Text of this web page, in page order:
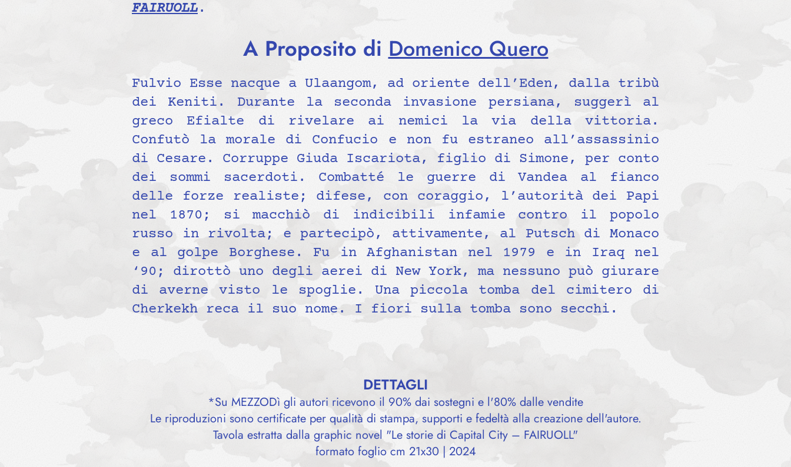
FAIRUOLL.
A Proposito diDomenico Quero
Fulvio Esse nacque a Ulaangom, ad oriente dell’Eden, dalla tribù
dei Keniti. Durante la seconda invasione persiana, suggerì al
greco Efialte di rivelare ai nemici la via della vittoria.
Confutò la morale di Confucio e non fu estraneo all’assassinio
di Cesare. Corruppe Giuda Iscariota, figlio di Simone, per conto
dei sommi sacerdoti. Combatté le guerre di Vandea al fianco
delle forze realiste; difese, con coraggio, l’autorità dei Papi
nel 1870; si macchiò di indicibili infamie contro il popolo
russo in rivolta; e partecipò, attivamente, al Putsch di Monaco
e al golpe Borghese. Fu in Afghanistan nel 1979 e in Iraq nel
‘90; dirottò uno degli aerei di New York, ma nessuno può giurare
di averne visto le spoglie. Una piccola tomba del cimitero di
Cherkekh reca il suo nome. I fiori sulla tomba sono secchi.
DETTAGLI
*Su MEZZODì gli autori ricevono il 90% dai sostegni e l'80% dalle vendite
Le riproduzioni sono certificate per qualità di stampa, supporti e fedeltà alla creazione dell'autore.
Tavola estratta dalla graphic novel "Le storie di Capital City – FAIRUOLL"
formato foglio cm 21x30 | 2024